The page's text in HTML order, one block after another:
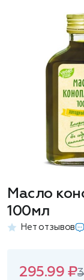
Масло
100мл
Нет отзывов
295.99 ₽